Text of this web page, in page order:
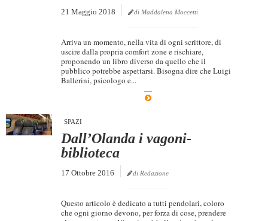
Rassegna Stampa
Archivio
Partnership
21 Maggio 2018 di Maddalena Moccetti
Arriva un momento, nella vita di ogni scrittore, di
uscire dalla propria comfort zone e rischiare,
proponendo un libro diverso da quello che il
pubblico potrebbe aspettarsi. Bisogna dire che Luigi
Ballerini, psicologo e...
SPAZI
Dall’Olanda i vagoni-
biblioteca
17 Ottobre 2016 di Redazione
Questo articolo è dedicato a tutti pendolari, coloro
che ogni giorno devono, per forza di cose, prendere